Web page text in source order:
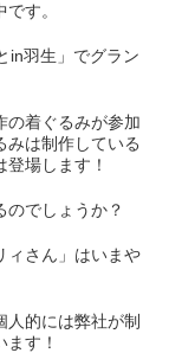
す。
in羽生」でグラン
の着ぐるみが参加
みは制作している
場します！
のでしょうか？
ィさん」はいまや
人的には弊社が制
す！